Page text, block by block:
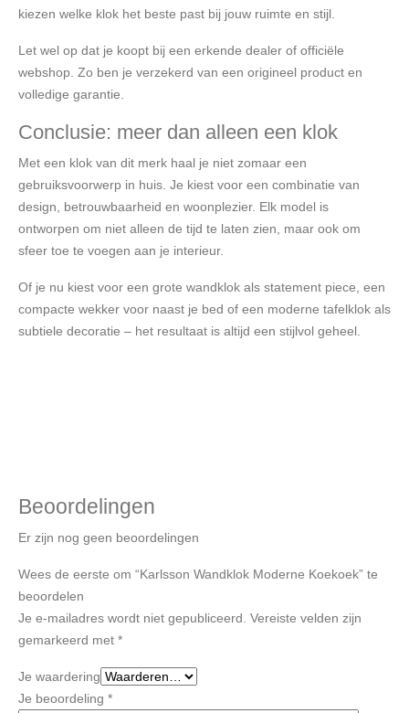
kiezen welke klok het beste past bij jouw ruimte en stijl.
Let wel op dat je koopt bij een erkende dealer of officiële
webshop. Zo ben je verzekerd van een origineel product en
volledige garantie.
Conclusie: meer dan alleen een klok
Met een klok van dit merk haal je niet zomaar een
gebruiksvoorwerp in huis. Je kiest voor een combinatie van
design, betrouwbaarheid en woonplezier. Elk model is
ontworpen om niet alleen de tijd te laten zien, maar ook om
sfeer toe te voegen aan je interieur.
Of je nu kiest voor een grote wandklok als statement piece, een
compacte wekker voor naast je bed of een moderne tafelklok als
subtiele decoratie – het resultaat is altijd een stijlvol geheel.
Beoordelingen
Er zijn nog geen beoordelingen
Wees de eerste om “Karlsson Wandklok Moderne Koekoek” te
beoordelen
Je e-mailadres wordt niet gepubliceerd. Vereiste velden zijn
gemarkeerd met *
Je waardering
Je beoordeling *